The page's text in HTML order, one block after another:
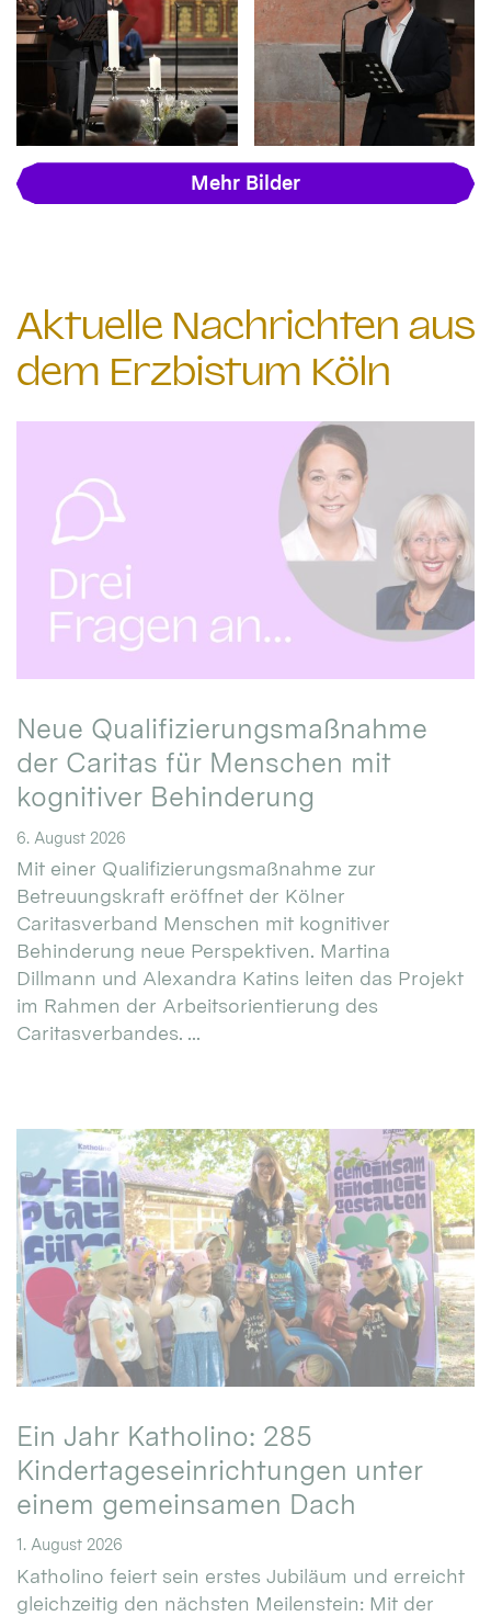
Mehr Bilder
Aktuelle Nachrichten aus
dem Erzbistum Köln
Neue Qualifizierungsmaßnahme
der Caritas für Menschen mit
kognitiver Behinderung
6. August 2026
Mit einer Qualifizierungsmaßnahme zur
Betreuungskraft eröffnet der Kölner
Caritasverband Menschen mit kognitiver
Behinderung neue Perspektiven. Martina
Dillmann und Alexandra Katins leiten das Projekt
im Rahmen der Arbeitsorientierung des
Caritasverbandes. ...
Ein Jahr Katholino: 285
Kindertageseinrichtungen unter
einem gemeinsamen Dach
1. August 2026
Katholino feiert sein erstes Jubiläum und erreicht
gleichzeitig den nächsten Meilenstein: Mit der